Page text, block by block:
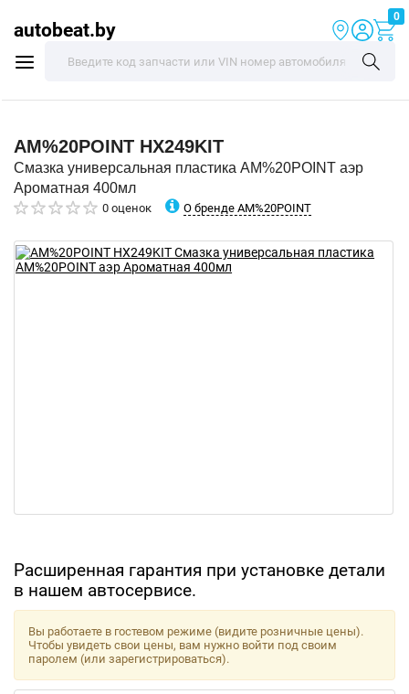
autobeat.by
0
AM%20POINT HX249KIT
Смазка универсальная пластика AM%20POINT аэр
Ароматная 400мл
0 оценок О бренде AM%20POINT
Расширенная гарантия при установке детали
в нашем автосервисе.
Вы работаете в гостевом режиме (видите розничные цены).
Чтобы увидеть свои цены, вам нужно войти под своим
паролем (или зарегистрироваться).